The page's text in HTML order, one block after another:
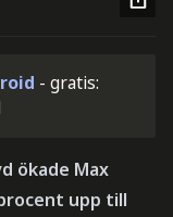
- gratis:
ökade Max
upp till